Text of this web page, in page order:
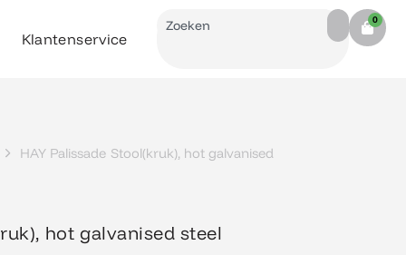
Klantenservice
Search 0
Cart
HAY Palissade Stool(kruk), hot galvanised
hot galvanised steel